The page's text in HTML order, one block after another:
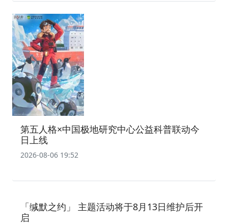
第五人格×中国极地研究中心公益科普联动今
日上线
2026-08-06 19:52
「缄默之约」 主题活动将于8月13日维护后开
启